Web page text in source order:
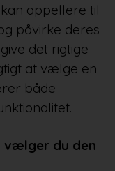
appellere til
påvirke deres
det rigtige
at vælge en
både
vælger du den